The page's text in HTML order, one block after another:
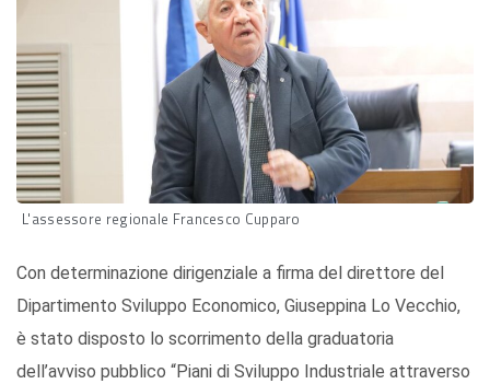
L'assessore regionale Francesco Cupparo
Con determinazione dirigenziale a firma del direttore del
Dipartimento Sviluppo Economico, Giuseppina Lo Vecchio,
è stato disposto lo scorrimento della graduatoria
dell’avviso pubblico “Piani di Sviluppo Industriale attraverso